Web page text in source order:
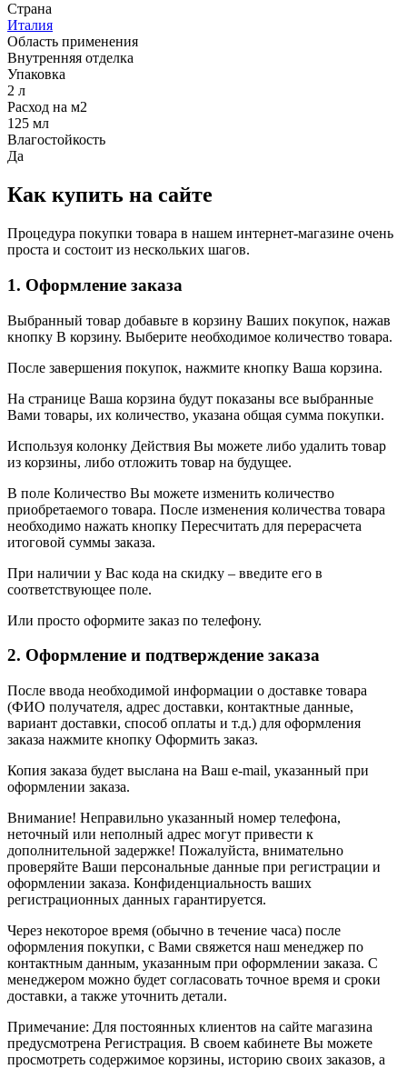
Страна
Италия
Область применения
Внутренняя отделка
Упаковка
2 л
Расход на м2
125 мл
Влагостойкость
Да
Как купить на сайте
Процедура покупки товара в нашем интернет-магазине очень
проста и состоит из нескольких шагов.
1. Оформление заказа
Выбранный товар добавьте в корзину Ваших покупок, нажав
кнопку В корзину. Выберите необходимое количество товара.
После завершения покупок, нажмите кнопку Ваша корзина.
На странице Ваша корзина будут показаны все выбранные
Вами товары, их количество, указана общая сумма покупки.
Используя колонку Действия Вы можете либо удалить товар
из корзины, либо отложить товар на будущее.
В поле Количество Вы можете изменить количество
приобретаемого товара. После изменения количества товара
необходимо нажать кнопку Пересчитать для перерасчета
итоговой суммы заказа.
При наличии у Вас кода на скидку – введите его в
соответствующее поле.
Или просто оформите заказ по телефону.
2. Оформление и подтверждение заказа
После ввода необходимой информации о доставке товара
(ФИО получателя, адрес доставки, контактные данные,
вариант доставки, способ оплаты и т.д.) для оформления
заказа нажмите кнопку Оформить заказ.
Копия заказа будет выслана на Ваш e-mail, указанный при
оформлении заказа.
Внимание! Неправильно указанный номер телефона,
неточный или неполный адрес могут привести к
дополнительной задержке! Пожалуйста, внимательно
проверяйте Ваши персональные данные при регистрации и
оформлении заказа. Конфиденциальность ваших
регистрационных данных гарантируется.
Через некоторое время (обычно в течение часа) после
оформления покупки, с Вами свяжется наш менеджер по
контактным данным, указанным при оформлении заказа. С
менеджером можно будет согласовать точное время и сроки
доставки, а также уточнить детали.
Примечание: Для постоянных клиентов на сайте магазина
предусмотрена Регистрация. В своем кабинете Вы можете
просмотреть содержимое корзины, историю своих заказов, а